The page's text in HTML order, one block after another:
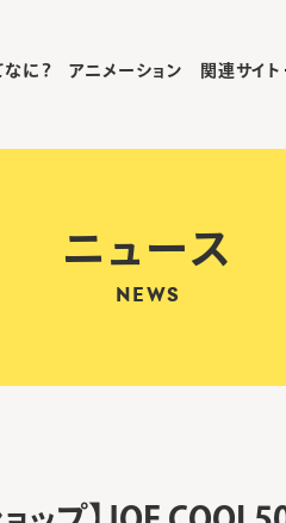
なに？ アニメーション 関連サイト
ニュース
NEWS